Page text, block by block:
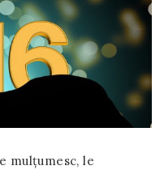
mulțumesc, le